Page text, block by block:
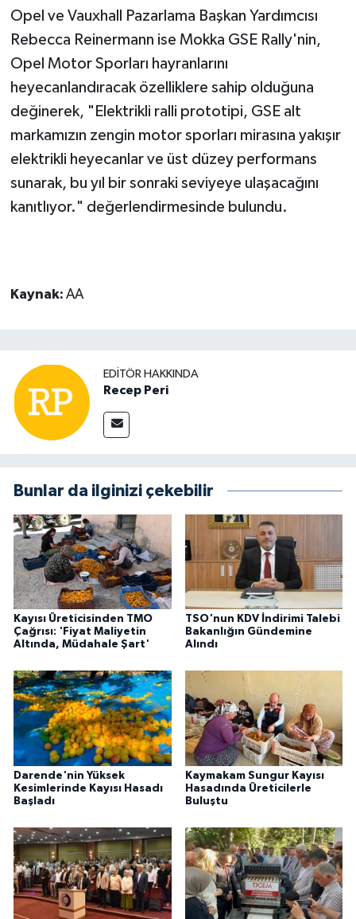
Opel ve Vauxhall Pazarlama Başkan Yardımcısı
Rebecca Reinermann ise Mokka GSE Rally'nin,
Opel Motor Sporları hayranlarını
heyecanlandıracak özelliklere sahip olduğuna
değinerek, "Elektrikli ralli prototipi, GSE alt
markamızın zengin motor sporları mirasına yakışır
elektrikli heyecanlar ve üst düzey performans
sunarak, bu yıl bir sonraki seviyeye ulaşacağını
kanıtlıyor." değerlendirmesinde bulundu.
Kaynak: AA
EDITÖR HAKKINDA
Recep Peri
Bunlar da ilginizi çekebilir
Kayısı Üreticisinden TMO
Çağrısı: 'Fiyat Maliyetin
Altında, Müdahale Şart'
TSO'nun KDV İndirimi Talebi
Bakanlığın Gündemine
Alındı
Darende'nin Yüksek
Kesimlerinde Kayısı Hasadı
Başladı
Kaymakam Sungur Kayısı
Hasadında Üreticilerle
Buluştu